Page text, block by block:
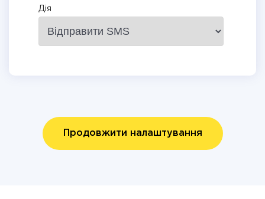
Дія
Продовжити налаштування